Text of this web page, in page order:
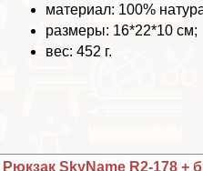
материал: 100%
размеры: 16*22*10 см;
вес: 452 г.
Рюкзак SkyName R2-178 +